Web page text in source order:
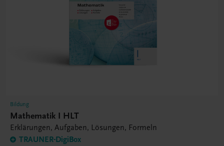
Bildung
Mathematik I HLT
Erklärungen, Aufgaben, Lösungen, Formeln
TRAUNER-DigiBox